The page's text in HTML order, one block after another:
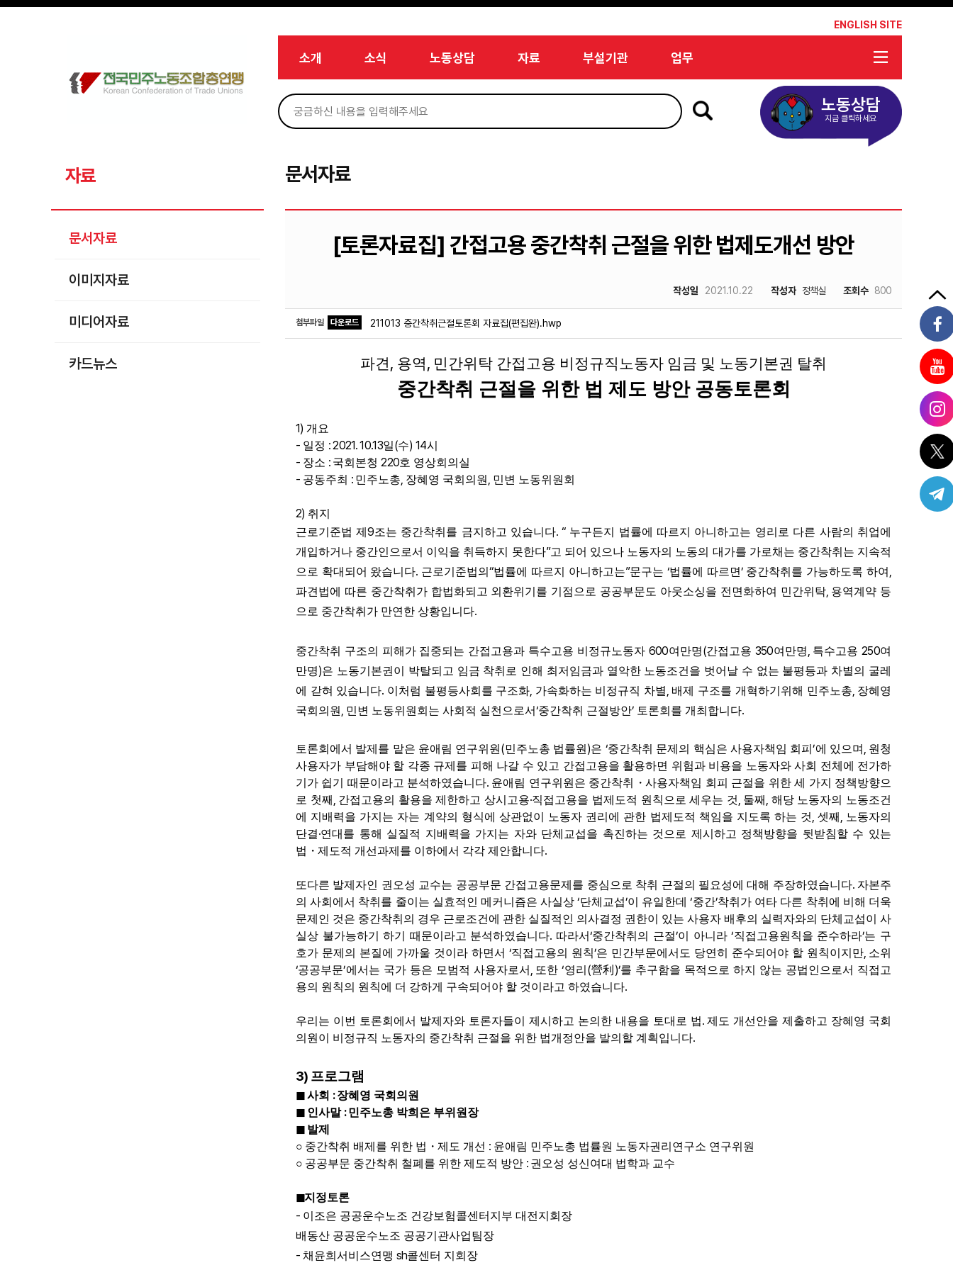
메뉴 건너뛰기
ENGLISH SITE
소개 소식 노동상담 자료 부설기관 업무
노동상담
지금 클릭하세요
자료
문서자료
이미지자료
미디어자료
카드뉴스
문서자료
[토론자료집] 간접고용 중간착취 근절을 위한 법제도개선 방안
작성일 2021.10.22 작성자 정책실 조회수 800
첨부파일 다운로드 211013 중간착취근절토론회 자료집(편집완).hwp
파견, 용역, 민간위탁 간접고용 비정규직노동자 임금 및 노동기본권 탈취
중간착취 근절을 위한 법 제도 방안 공동토론회
1) 개요
- 일정 : 2021. 10.13일(수) 14시
- 장소 : 국회본청220호 영상회의실
- 공동주최 : 민주노총, 장혜영 국회의원 , 민변 노동위원회
2) 취지
근로기준법 제9조는 중간착취를 금지하고 있습니다. “ 누구든지 법률에 따르지 아니하고는 영리로 다른 사람의 취업에
개입하거나 중간인으로서 이익을 취득하지 못한다”고 되어 있으나 노동자의 노동의 대가를 가로채는 중간착취는 지속적
으로 확대되어 왔습니다. 근로기준법의 “법률에 따르지 아니하고는”문구는 ‘법률에 따르면’ 중간착취를 가능하도록 하여 ,
파견법에 따른 중간착취가 합법화되고 외환위기를 기점으로 공공부문도 아웃소싱을 전면화하여 민간위탁, 용역계약 등
으로 중간착취가 만연한 상황입니다.
중간착취 구조의 피해가 집중되는 간접고용과 특수고용 비정규노동자 600여만명(간접고용 350여만명, 특수고용250여
만명)은 노동기본권이 박탈되고 임금 착취로 인해 최저임금과 열악한 노동조건을 벗어날 수 없는 불평등과 차별의 굴레
에 갇혀 있습니다. 이처럼 불평등사회를 구조화, 가속화하는 비정규직 차별, 배제 구조를 개혁하기위해 민주노총, 장혜영
국회의원 , 민변 노동위원회는 사회적 실천으로서‘중간착취 근절방안’ 토론회를 개최합니다.
토론회에서 발제를 맡은 윤애림 연구위원 (민주노총 법률원 )은 ‘중간착취 문제의 핵심은 사용자책임 회피’에 있으며 , 원청
사용자가 부담해야 할 각종 규제를 피해 나갈 수 있고 간접고용을 활용하면 위험과 비용을 노동자와 사회 전체에 전가하
기가 쉽기 때문이라고 분석하였습니다. 윤애림 연구위원은 중간착취 ・사용자책임 회피 근절을 위한 세 가지 정책방향으
로 첫째 , 간접고용의 활용을 제한하고 상시고용·직접고용을 법제도적 원칙으로 세우는 것, 둘째 , 해당 노동자의 노동조건
에 지배력을 가지는 자는 계약의 형식에 상관없이 노동자 권리에 관한 법제도적 책임을 지도록 하는 것,셋째 , 노동자의
단결·연대를 통해 실질적 지배력을 가지는 자와 단체교섭을 촉진하는 것으로 제시하고 정책방향을 뒷받침할 수 있는
법 ・제도적 개선과제를 이하에서 각각 제안합니다.
또다른 발제자인 권오성 교수는 공공부문 간접고용문제를 중심으로 착취 근절의 필요성에 대해 주장하였습니다. 자본주
의 사회에서 착취를 줄이는 실효적인 메커니즘은 사실상‘단체교섭’이 유일한데‘중간’착취가 여타 다른 착취에 비해 더욱
문제인 것은 중간착취의 경우 근로조건에 관한 실질적인 의사결정 권한이 있는 사용자 배후의 실력자와의 단체교섭이 사
실상 불가능하기 하기 때문이라고 분석하였습니다. 따라서‘중간착취의 근절’이 아니라‘직접고용원칙을 준수하라’는 구
호가 문제의 본질에 가까울 것이라 하면서 ‘직접고용의 원칙’은 민간부문에서도 당연히 준수되어야 할 원칙이지만, 소위
‘공공부문’에서는 국가 등은 모범적 사용자로서 , 또한‘영리 (營利 )’를 추구함을 목적으로 하지 않는 공법인으로서 직접고
용의 원칙의 원칙에 더 강하게 구속되어야 할 것이라고 하였습니다.
우리는 이번 토론회에서 발제자와 토론자들이 제시하고 논의한 내용을 토대로 법.제도 개선안을 제출하고 장혜영 국회
의원이 비정규직 노동자의 중간착취 근절을 위한 법개정안을 발의할 계획입니다.
3) 프로그램
◼사회 :장혜영 국회의원
◼ 인사말 :민주노총 박희은 부위원장
◼ 발제
○ 중간착취 배제를 위한 법 ・제도 개선 : 윤애림 민주노총 법률원 노동자권리연구소 연구위원
○ 공공부문 중간착취 철폐를 위한 제도적 방안 : 권오성 성신여대 법학과 교수
◼지정토론
- 이조은 공공운수노조 건강보험콜센터지부 대전지회장
배동산 공공운수노조 공공기관사업팀장
- 채윤희서비스연맹 sh콜센터 지회장
Sketchbook5, 스케치북5